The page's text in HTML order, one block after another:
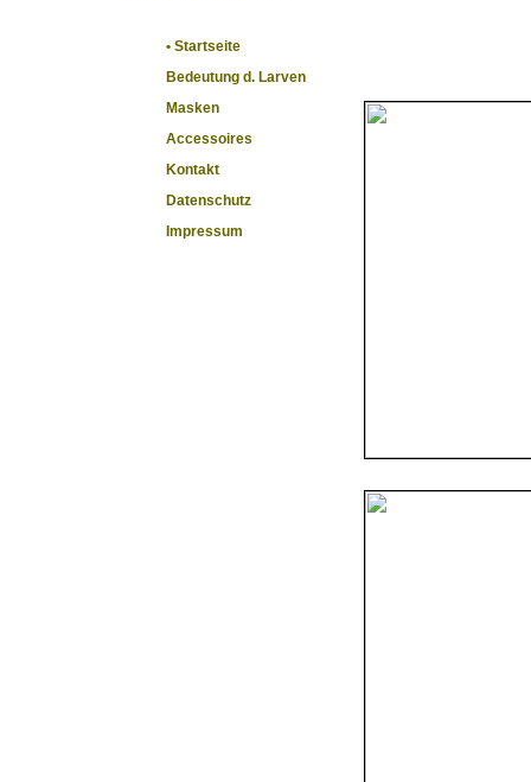
• Startseite
Bedeutung d. Larven
Masken
Accessoires
Kontakt
Datenschutz
Impressum